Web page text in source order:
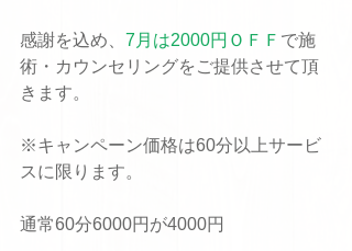
感謝を込め、 7月は2000円ＯＦＦ で施
術・カウンセリングをご提供させて頂
きます。
※キャンペーン価格は60分以上サービ
スに限ります。
通常60分6000円が4000円